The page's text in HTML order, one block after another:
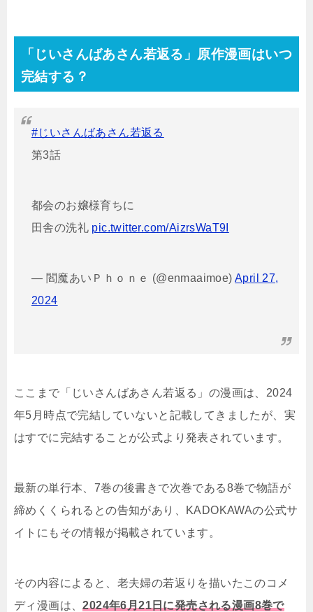
「じいさんばあさん若返る」原作漫画はいつ
完結する？
#じいさんばあさん若返る
第3話
都会のお嬢様育ちに
田舎の洗礼 pic.twitter.com/AizrsWaT9I
— 閻魔あいＰｈｏｎｅ (@enmaaimoe) April 27,
2024
ここまで「じいさんばあさん若返る」の漫画は、2024
年5月時点で完結していないと記載してきましたが、実
はすでに完結することが公式より発表されています。
最新の単行本、7巻の後書きで次巻である8巻で物語が
締めくくられるとの告知があり、KADOKAWAの公式サ
イトにもその情報が掲載されています。
その内容によると、老夫婦の若返りを描いたこのコメ
ディ漫画は、2024年6月21日に発売される漫画8巻で